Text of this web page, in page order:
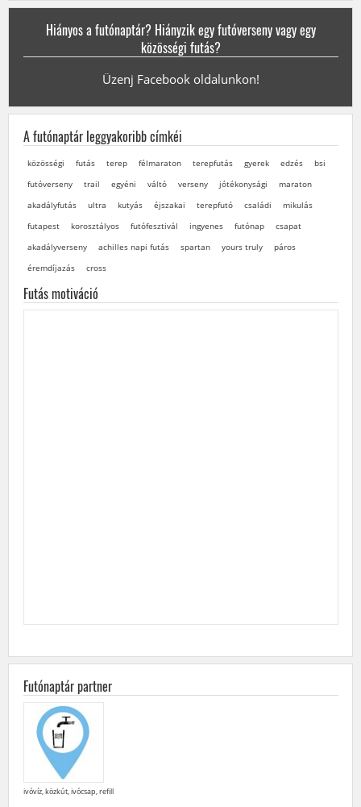
Hiányos a futónaptár? Hiányzik egy futóverseny vagy egy
közösségi futás?
Üzenj Facebook oldalunkon!
A futónaptár leggyakoribb címkéi
közösségi futás terep félmaraton terepfutás gyerek edzés
bsi
futóverseny
trail egyéni váltó verseny jótékonysági
maraton
akadályfutás
ultra kutyás éjszakai terepfutó családi
mikulás
futapest
korosztályos futófesztivál ingyenes futónap
csapat
akadályverseny
achilles napi futás spartan yours truly
páros
éremdíjazás
cross
Futás motiváció
Futónaptár partner
ivóvíz, közkút, ivócsap, refill